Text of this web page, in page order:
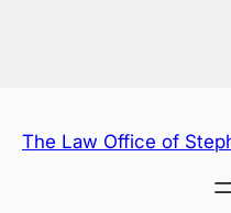
The Law Office of